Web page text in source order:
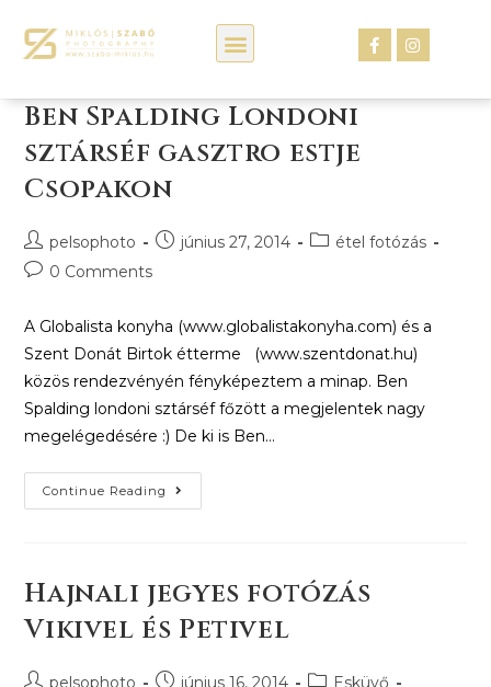
Ben Spalding Londoni
sztárséf gasztro estje
Csopakon
pelsophoto június 27, 2014
étel fotózás
0 Comments
A Globalista konyha (www.globalistakonyha.com) és a
Szent Donát Birtok étterme (www.szentdonat.hu)
közös rendezvényén fényképeztem a minap. Ben
Spalding londoni sztárséf főzött a megjelentek nagy
megelégedésére :) De ki is Ben…
Continue Reading
Hajnali jegyes fotózás
Vikivel és Petivel
pelsophoto június 16, 2014
Esküvő